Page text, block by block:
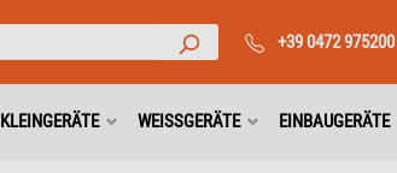
+39 0472 975200
KLEINGERÄTE WEISSGERÄTE EINBAUGERÄTE